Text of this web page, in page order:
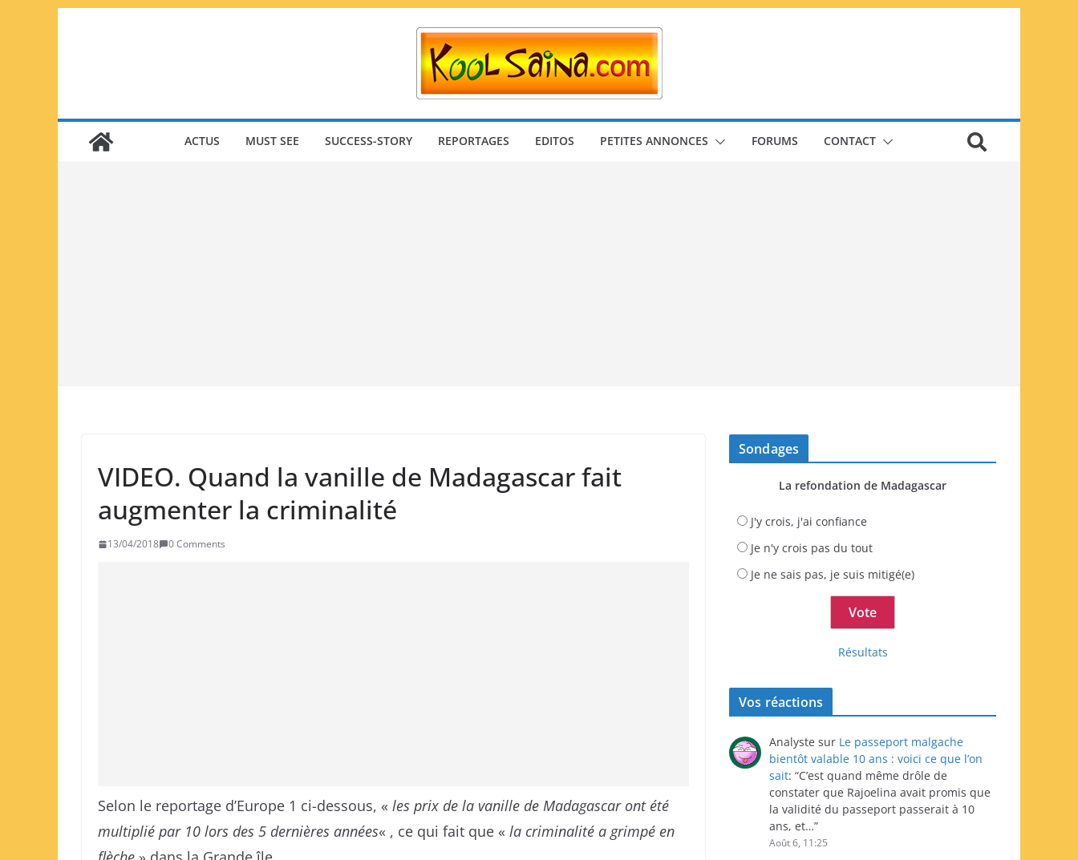
ACTUS MUST SEE SUCCESS-STORY REPORTAGES EDITOS PETITES ANNONCES FORUMS CONTACT
VIDEO. Quand la vanille de Madagascar fait
augmenter la criminalité
13/04/2018 0 Comments
Selon le reportage d’Europe 1 ci-dessous, « les prix de la vanille de Madagascar ont été
multiplié par 10 lors des 5 dernières années« , ce qui fait que « la criminalité a grimpé en
Sondages
La refondation de Madagascar
J'y crois, j'ai confiance
Je n'y crois pas du tout
Je ne sais pas, je suis mitigé(e)
Résultats
Vos réactions
Analyste sur Le passeport malgache
bientôt valable 10 ans : voici ce que l’on
sait: “C’est quand même drôle de
constater que Rajoelina avait promis que
la validité du passeport passerait à 10
ans, et…”
Août 6, 11:25